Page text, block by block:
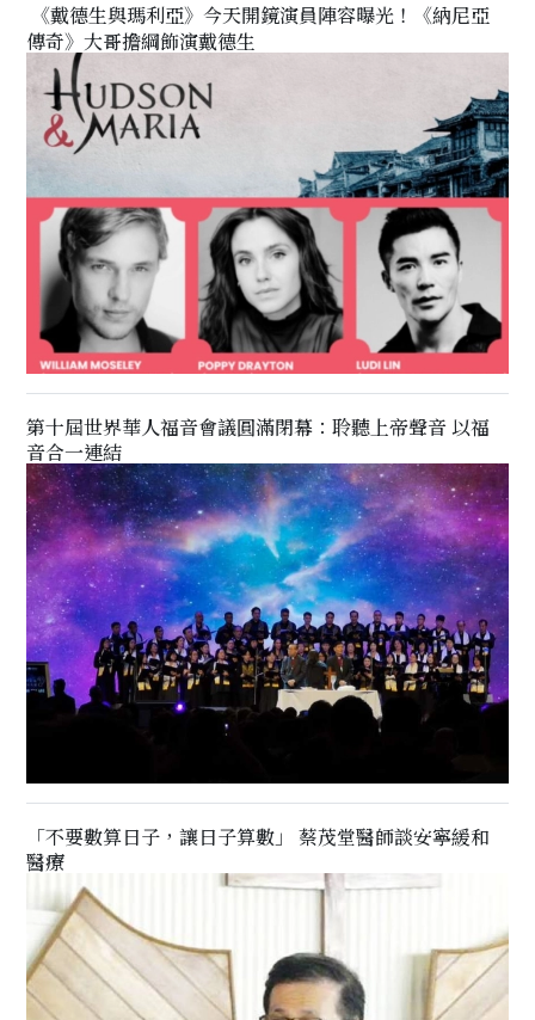
《戴德生與瑪利亞》今天開鏡演員陣容曝光！《納尼亞
傳奇》大哥擔綱飾演戴德生
第十屆世界華人福音會議圓滿閉幕：聆聽上帝聲音 以福
音合一連結
「不要數算日子，讓日子算數」 蔡茂堂醫師談安寧緩和
醫療